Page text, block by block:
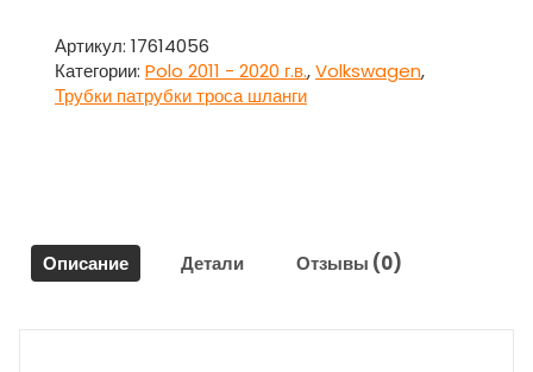
в
ассортименте
поштучно
Polo
2011
Артикул: 17614056
Категории: Polo 2011 - 2020 г.в.,Volkswagen,
Трубки патрубки троса шланги
Описание Детали Отзывы (0)